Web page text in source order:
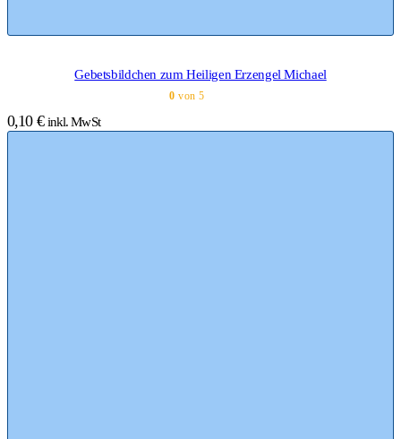
Gebetsbildchen zum Heiligen Erzengel Michael
0 von 5
0,10 € inkl. MwSt